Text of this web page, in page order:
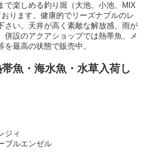
で楽しめる釣り堀（大池、小池、MIX
ります。健康的でリーズナブルのレ
さい。天井が高く素敵な解放感、雨が
併設のアクアショップでは熱帯魚、メ
を最高の状態で販売中。
魚・海水魚・水草入荷し
ジィ
ブルエンゼル